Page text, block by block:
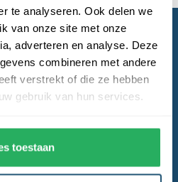
te analyseren. Ook delen we
van onze site met onze
adverteren en analyse. Deze
combineren met andere
verstrekt of die ze hebben
gebruik van hun services.
toestaan
Abonneer